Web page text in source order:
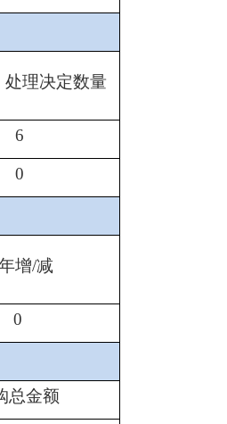
处理决定数量
6
0
增/减
0
总金额